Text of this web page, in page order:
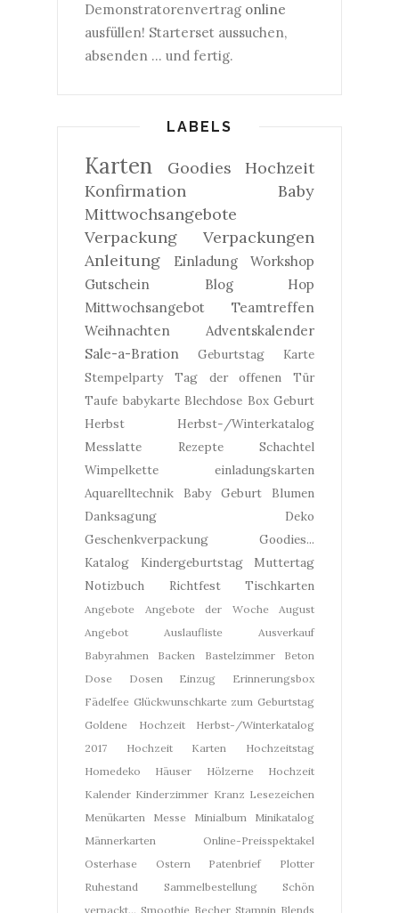
Demonstratorenvertrag online
ausfüllen! Starterset aussuchen,
absenden ... und fertig.
LABELS
Karten Goodies
Hochzeit
Konfirmation
Baby
Mittwochsangebote
Verpackung
Verpackungen
Anleitung
Einladung
Workshop
Gutschein
Blog Hop
Mittwochsangebot
Teamtreffen
Weihnachten
Adventskalender
Sale-a-Bration
Geburtstag
Karte
Stempelparty
Tag der offenen Tür
Taufe babykarte Blechdose Box Geburt
Herbst
Herbst-/Winterkatalog
Messlatte
Rezepte
Schachtel
Wimpelkette
einladungskarten
Aquarelltechnik
Baby Geburt
Blumen
Danksagung
Deko
Geschenkverpackung
Goodies...
Katalog
Kindergeburtstag
Muttertag
Notizbuch
Richtfest Tischkarten
Angebote Angebote der Woche
August
Angebot
Auslaufliste
Ausverkauf
Babyrahmen
Backen Bastelzimmer
Beton
Dose
Dosen Einzug
Erinnerungsbox
Fädelfee Glückwunschkarte zum Geburtstag
Goldene Hochzeit
Herbst-/Winterkatalog
2017
Hochzeit Karten
Hochzeitstag
Homedeko
Häuser
Hölzerne Hochzeit
Kalender Kinderzimmer Kranz Lesezeichen
Menükarten
Messe Minialbum
Minikatalog
Männerkarten
Online-Preisspektakel
Osterhase
Ostern Patenbrief
Plotter
Ruhestand
Sammelbestellung
Schön
verpackt... Smoothie Becher Stampin Blends